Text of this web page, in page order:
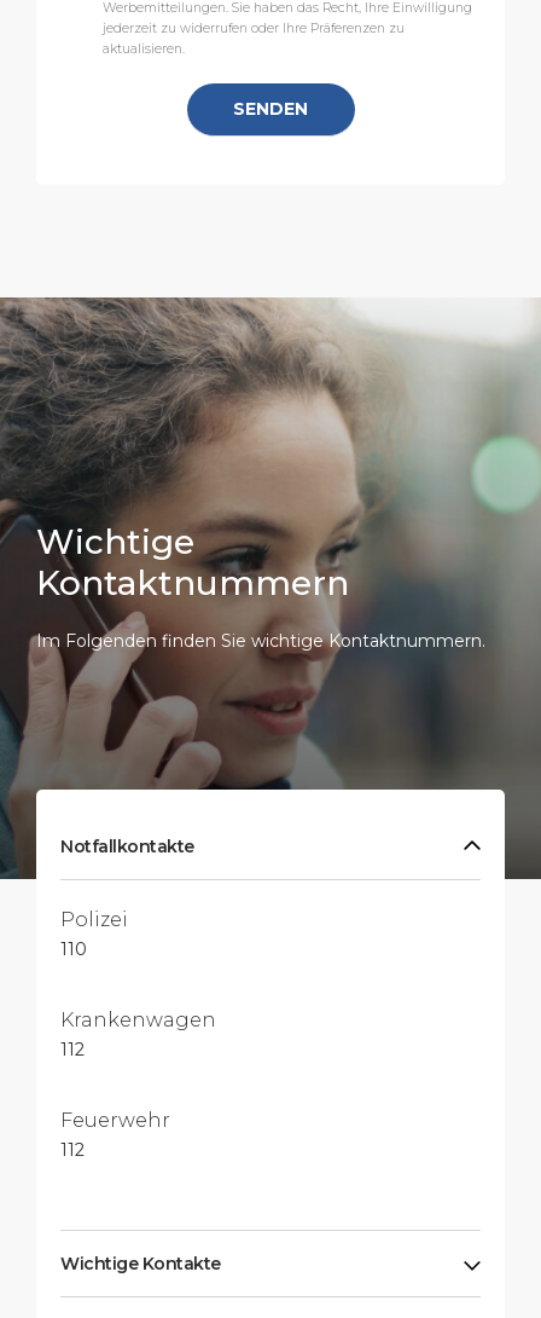
Werbemitteilungen. Sie haben das Recht, Ihre Einwilligung
jederzeit zu widerrufen oder Ihre Präferenzen zu
aktualisieren.
Wichtige
Kontaktnummern
Im Folgenden finden Sie wichtige Kontaktnummern.
Notfallkontakte
Polizei
110
Krankenwagen
112
Feuerwehr
112
Wichtige Kontakte